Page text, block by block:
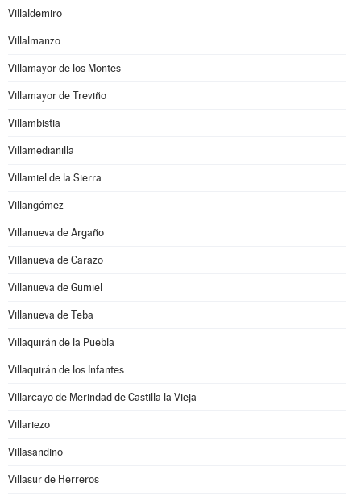
Villaldemiro
Villalmanzo
Villamayor de los Montes
Villamayor de Treviño
Villambistia
Villamedianilla
Villamiel de la Sierra
Villangómez
Villanueva de Argaño
Villanueva de Carazo
Villanueva de Gumiel
Villanueva de Teba
Villaquirán de la Puebla
Villaquirán de los Infantes
Villarcayo de Merindad de Castilla la Vieja
Villariezo
Villasandino
Villasur de Herreros